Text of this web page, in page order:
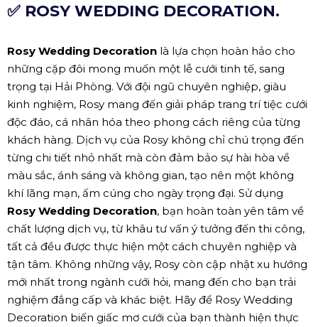
✅ ROSY WEDDING DECORATION.
Rosy Wedding Decoration là lựa chọn hoàn hảo cho
những cặp đôi mong muốn một lễ cưới tinh tế, sang
trọng tại Hải Phòng. Với đội ngũ chuyên nghiệp, giàu
kinh nghiệm, Rosy mang đến giải pháp trang trí tiệc cưới
độc đáo, cá nhân hóa theo phong cách riêng của từng
khách hàng. Dịch vụ của Rosy không chỉ chú trọng đến
từng chi tiết nhỏ nhất mà còn đảm bảo sự hài hòa về
màu sắc, ánh sáng và không gian, tạo nên một không
khí lãng mạn, ấm cúng cho ngày trọng đại. Sử dụng
Rosy Wedding Decoration, bạn hoàn toàn yên tâm về
chất lượng dịch vụ, từ khâu tư vấn ý tưởng đến thi công,
tất cả đều được thực hiện một cách chuyên nghiệp và
tận tâm. Không những vậy, Rosy còn cập nhật xu hướng
mới nhất trong ngành cưới hỏi, mang đến cho bạn trải
nghiệm đẳng cấp và khác biệt. Hãy để Rosy Wedding
Decoration biến giấc mơ cưới của bạn thành hiện thực